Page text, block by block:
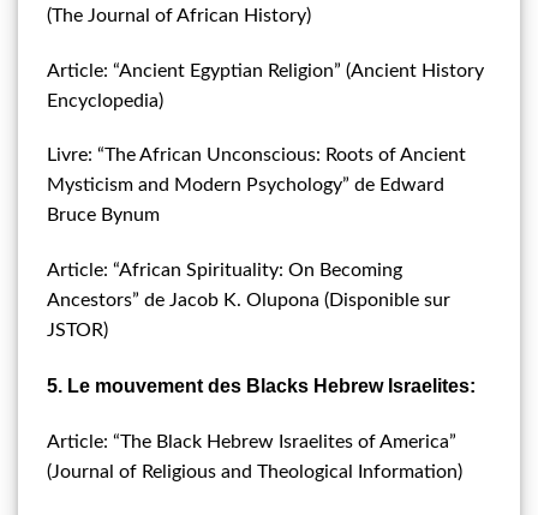
(The Journal of African History)
Article: “Ancient Egyptian Religion” (Ancient History
Encyclopedia)
Livre: “The African Unconscious: Roots of Ancient
Mysticism and Modern Psychology” de Edward
Bruce Bynum
Article: “African Spirituality: On Becoming
Ancestors” de Jacob K. Olupona (Disponible sur
JSTOR)
5. Le mouvement des Blacks Hebrew Israelites:
Article: “The Black Hebrew Israelites of America”
(Journal of Religious and Theological Information)